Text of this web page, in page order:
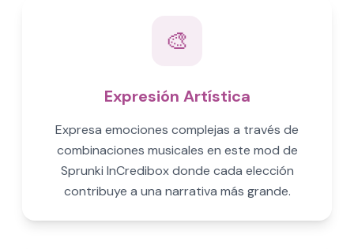
🎨
Expresión Artística
Expresa emociones complejas a través de
combinaciones musicales en este mod de
Sprunki InCredibox donde cada elección
contribuye a una narrativa más grande.